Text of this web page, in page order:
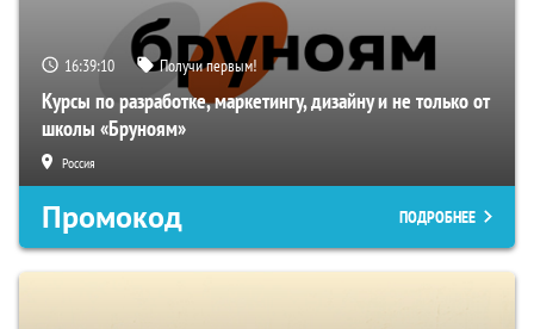
16:39:09 Получи первым!
Курсы по разработке, маркетингу, дизайну и не только от
школы «Бруноям»
Россия
Промокод ПОДРОБНЕЕ